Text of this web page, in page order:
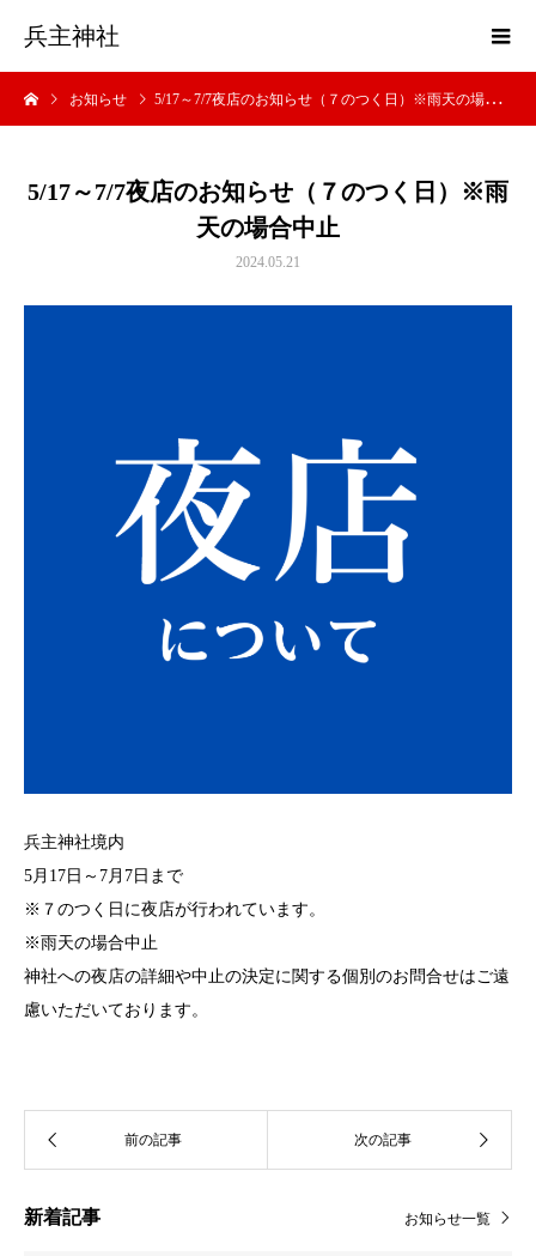
兵主神社
お知らせ 5/17～7/7夜店のお知らせ（７のつく日）※雨天の場合中止
5/17～7/7夜店のお知らせ（７のつく日）※雨
天の場合中止
2024.05.21
兵主神社境内
5月17日～7月7日まで
※７のつく日に夜店が行われています。
※雨天の場合中止
神社への夜店の詳細や中止の決定に関する個別のお問合せはご遠
慮いただいております。
新着記事 お知らせ一覧